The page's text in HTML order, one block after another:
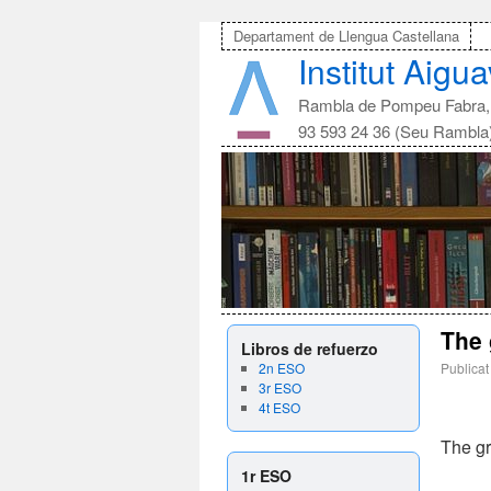
Departament de Llengua Castellana
Institut
Rambla de Pompeu
93 593 24 36 (Seu
Libros de refuerzo
2n ESO
3r ESO
4t ESO
1r ESO
The
The